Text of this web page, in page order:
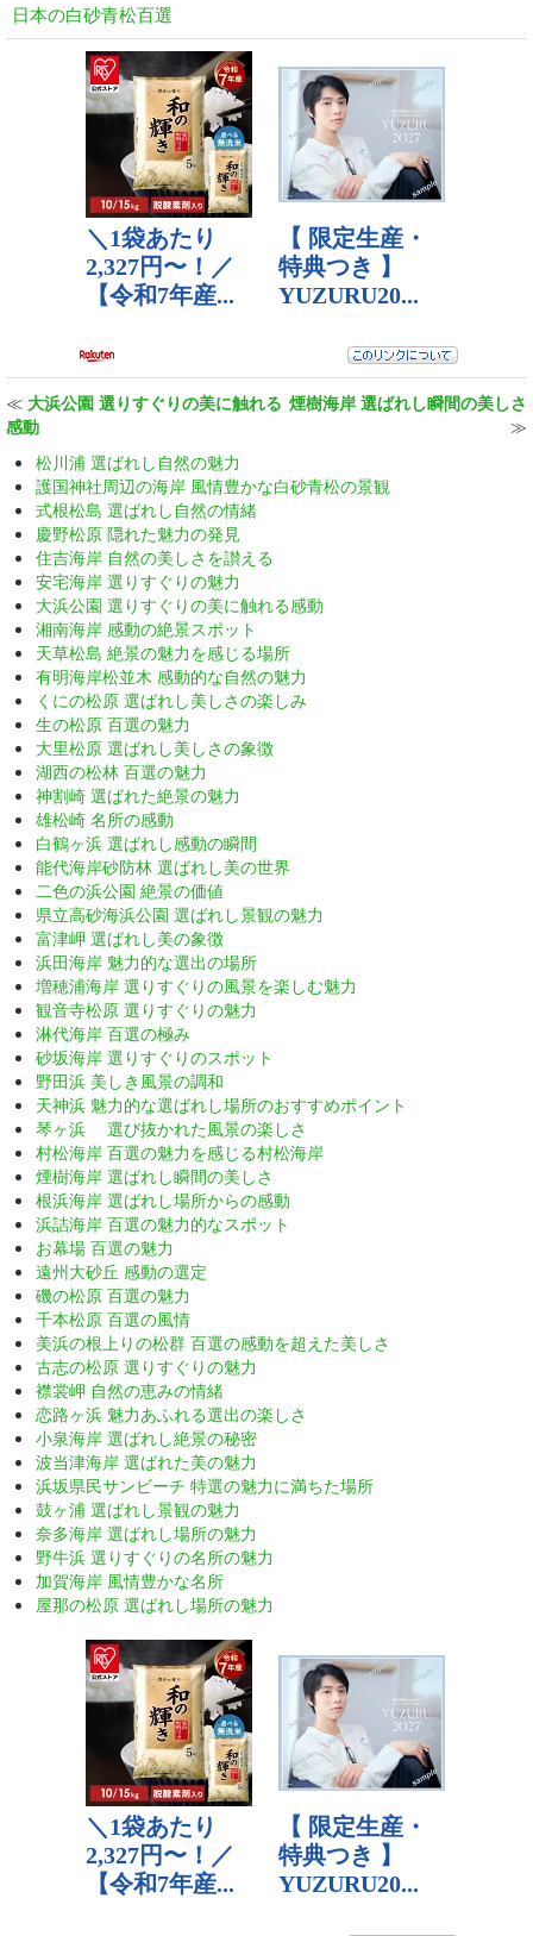
日本の白砂青松百選
≪ 大浜公園 選りすぐりの美に触れる
感動
煙樹海岸 選ばれし瞬間の美しさ
≫
松川浦 選ばれし自然の魅力
護国神社周辺の海岸 風情豊かな白砂青松の景観
式根松島 選ばれし自然の情緒
慶野松原 隠れた魅力の発見
住吉海岸 自然の美しさを讃える
安宅海岸 選りすぐりの魅力
大浜公園 選りすぐりの美に触れる感動
湘南海岸 感動の絶景スポット
天草松島 絶景の魅力を感じる場所
有明海岸松並木 感動的な自然の魅力
くにの松原 選ばれし美しさの楽しみ
生の松原 百選の魅力
大里松原 選ばれし美しさの象徴
湖西の松林 百選の魅力
神割崎 選ばれた絶景の魅力
雄松崎 名所の感動
白鶴ヶ浜 選ばれし感動の瞬間
能代海岸砂防林 選ばれし美の世界
二色の浜公園 絶景の価値
県立高砂海浜公園 選ばれし景観の魅力
富津岬 選ばれし美の象徴
浜田海岸 魅力的な選出の場所
増穂浦海岸 選りすぐりの風景を楽しむ魅力
観音寺松原 選りすぐりの魅力
淋代海岸 百選の極み
砂坂海岸 選りすぐりのスポット
野田浜 美しき風景の調和
天神浜 魅力的な選ばれし場所のおすすめポイント
琴ヶ浜 選び抜かれた風景の楽しさ
村松海岸 百選の魅力を感じる村松海岸
煙樹海岸 選ばれし瞬間の美しさ
根浜海岸 選ばれし場所からの感動
浜詰海岸 百選の魅力的なスポット
お幕場 百選の魅力
遠州大砂丘 感動の選定
磯の松原 百選の魅力
千本松原 百選の風情
美浜の根上りの松群 百選の感動を超えた美しさ
古志の松原 選りすぐりの魅力
襟裳岬 自然の恵みの情緒
恋路ヶ浜 魅力あふれる選出の楽しさ
小泉海岸 選ばれし絶景の秘密
波当津海岸 選ばれた美の魅力
浜坂県民サンビーチ 特選の魅力に満ちた場所
鼓ヶ浦 選ばれし景観の魅力
奈多海岸 選ばれし場所の魅力
野牛浜 選りすぐりの名所の魅力
加賀海岸 風情豊かな名所
屋那の松原 選ばれし場所の魅力